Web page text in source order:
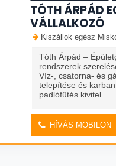
TÓTH ÁRPÁD
VÁLLALKOZÓ
Kiszállok egész
Tóth Árpád –
rendszerek
Víz-, csatorna- és
telepítése és
padlófűtés kivitel...
HÍVÁS MOBILON